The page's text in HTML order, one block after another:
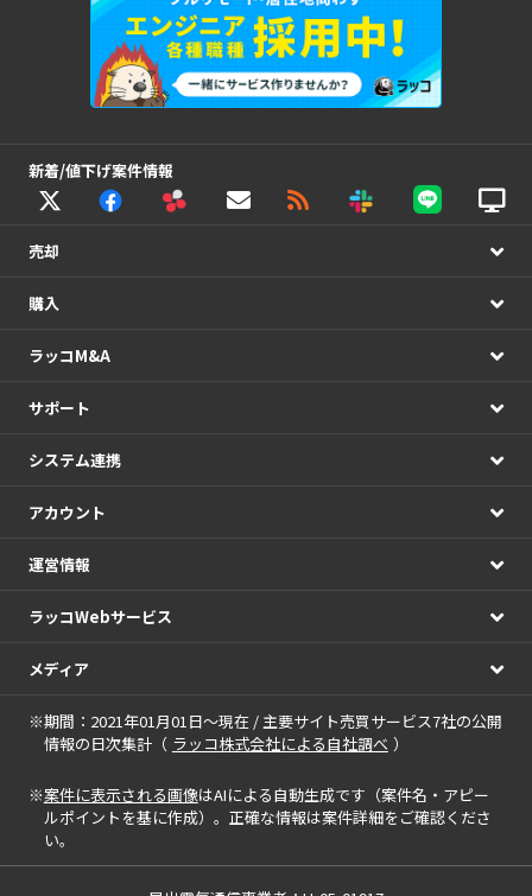
新着/値下げ案件情報
売却
購入
ラッコM&A
サポート
システム連携
アカウント
運営情報
ラッコWebサービス
メディア
※期間：2021年01月01日～現在 / 主要サイト売買サービス7社の公開
情報の日次集計（ ラッコ株式会社による自社調べ ）
※案件に表示される画像はAIによる自動生成です（案件名・アピー
ルポイントを基に作成）。正確な情報は案件詳細をご確認くださ
い。